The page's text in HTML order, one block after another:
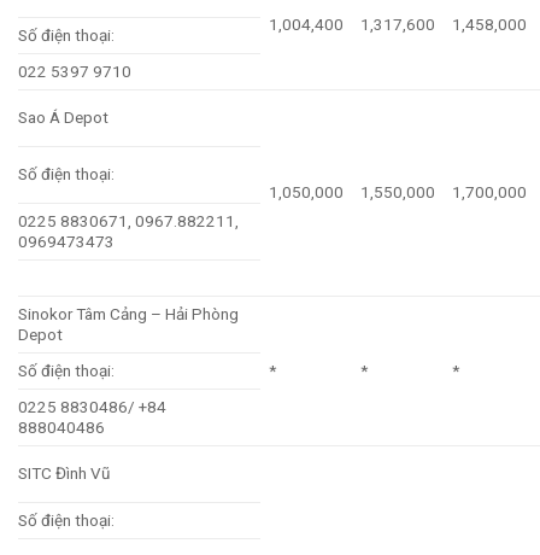
1,004,400
1,317,600 1,458,000
Số điện thoại:
022 5397 9710
Sao Á Depot
1,050,000 1,550,000 1,700,000
Số điện thoại:
0225 8830671, 0967.882211,
0969473473
Sinokor Tâm Cảng – Hải Phòng
Depot
*
* *
Số điện thoại:
0225 8830486/ +84
888040486
SITC Đình Vũ
Số điện thoại: